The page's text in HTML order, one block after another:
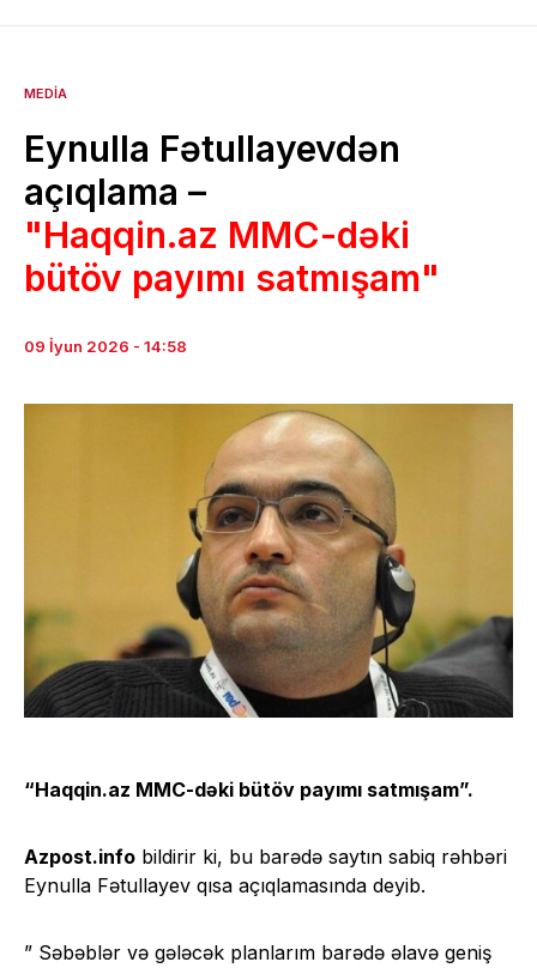
MEDIA
Eynulla Fətullayevdən
açıqlama –
"Haqqin.az MMC-dəki
bütöv payımı satmışam"
09 İyun 2026 - 14:58
“Haqqin.az MMC-dəki bütöv payımı satmışam”.
Azpost.info bildirir ki, bu barədə saytın sabiq rəhbəri
Eynulla Fətullayev qısa açıqlamasında deyib.
” Səbəblər və gələcək planlarım barədə əlavə geniş